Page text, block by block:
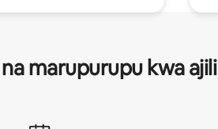
marupurupu kwa